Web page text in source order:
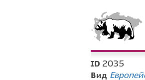
ID 2035
Вид